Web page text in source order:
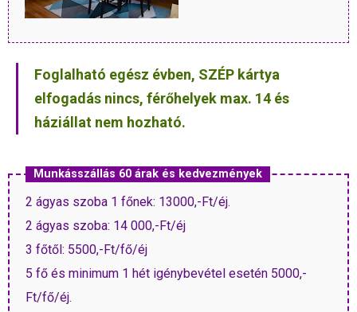
Foglalható egész évben, SZÉP kártya
elfogadás nincs, férőhelyek max. 14 és
háziállat nem hozható.
Munkásszállás 60 árak és kedvezmények
2 ágyas szoba 1 főnek: 13000,-Ft/éj.
2 ágyas szoba: 14 000,-Ft/éj
3 főtől: 5500,-Ft/fő/éj
5 fő és minimum 1 hét igénybevétel esetén 5000,-
Ft/fő/éj.